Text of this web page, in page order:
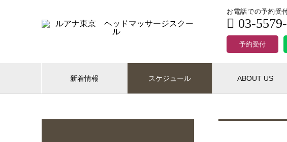
お電話での予約受
03-
予約受付
新着情報 スケジュール ABOUT US